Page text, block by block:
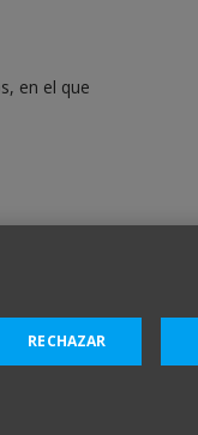
en el que
RECHAZAR